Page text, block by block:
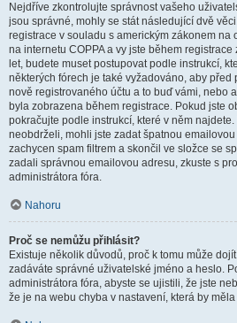
Nejdříve zkontrolujte správnost vašeho
jsou správné, mohly se stát následující dvě
registrace v souladu s americkým zákonem na
na internetu COPPA a vy jste během
let, budete muset postupovat podle instrukcí,
některých fórech je také vyžadováno, aby
nově registrovaného účtu a to buď vámi, nebo
byla zobrazena během registrace. Pokud jste
pokračujte podle instrukcí, které v něm
neobdrželi, mohli jste zadat špatnou
zachycen spam filtrem a skončil ve složce se
zadali správnou emailovou adresu, zkuste s
administrátora fóra.
Nahoru
Proč se nemůžu přihlásit?
Existuje několik důvodů, proč k tomu může
zadáváte správné uživatelské jméno a heslo.
administrátora fóra, abyste se ujistili, že jste
že je na webu chyba v nastavení, která by